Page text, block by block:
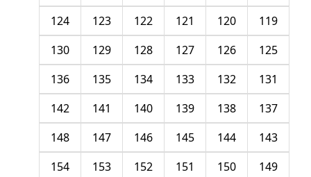
119
120
121
122
123
124
125
126
127
128
129
130
131
132
133
134
135
136
137
138
139
140
141
142
143
144
145
146
147
148
149
150
151
152
153
154